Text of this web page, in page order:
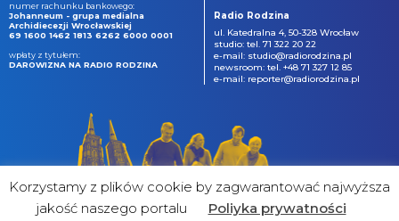
numer rachunku bankowego:
Johanneum - grupa medialna
Archidiecezji Wrocławskiej
69 1600 1462 1813 6262 6000 0001
wpłaty z tytułem:
DAROWIZNA NA RADIO RODZINA
Radio Rodzina
ul. Katedralna 4, 50-328 Wrocław
studio: tel. 71 322 20 22
e-mail: studio@radiorodzina.pl
newsroom: tel. +48 71 327 12 85
e-mail: reporter@radiorodzina.pl
Korzystamy z plików cookie by zagwarantować najwyższa
jakość naszego portalu
Poliyka prywatności